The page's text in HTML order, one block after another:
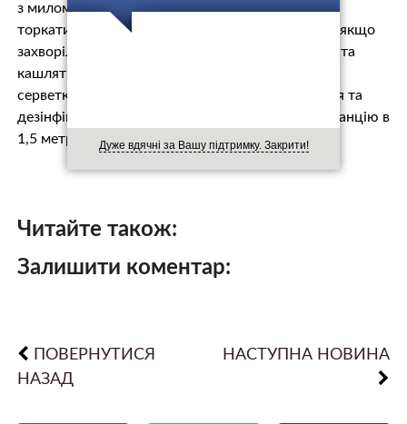
Дуже вдячні за Вашу підтримку. Закрити!
з милом протягом не менш ніж 20 секунд; не
торкатися брудними руками очей, носа та рота; якщо
захворіли – залишайтеся вдома; потрібно чхати та
кашляти у згин ліктя або прикривати рот, ніс
серветками; регулярно провітрюйте приміщення та
дезінфікуйте поверхні; з людьми тримайте дистанцію в
1,5 метри.
Читайте також:
Залишити коментар:
ПОВЕРНУТИСЯ
НАЗАД
НАСТУПНА НОВИНА